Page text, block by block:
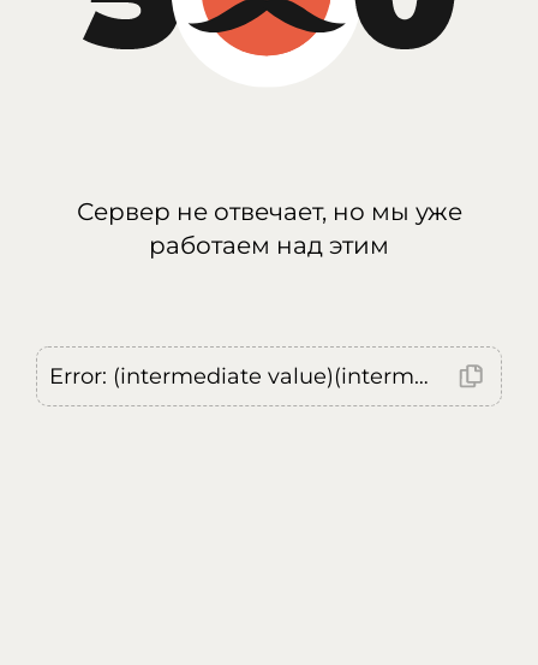
Сервер не отвечает, но мы уже
работаем над этим
Error: (intermediate value)(intermediate value)(intermediate value).replaceAll is not a function